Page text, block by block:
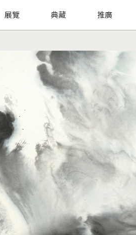
展覽 典藏 推廣